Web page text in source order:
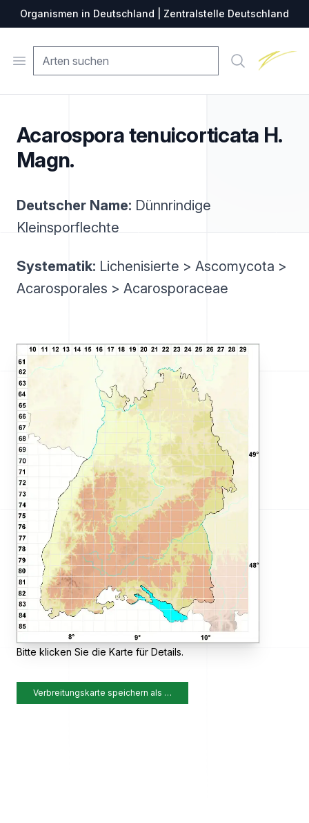
Organismen in Deutschland | Zentralstelle Deutschland
Open menu Suche
Acarospora tenuicorticata H.
Magn.
Deutscher Name: Dünnrindige
Kleinsporflechte
Systematik: Lichenisierte > Ascomycota >
Acarosporales > Acarosporaceae
Bitte klicken Sie die Karte für Details.
Verbreitungskarte speichern als …